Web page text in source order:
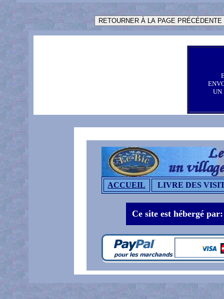
UN
ACCUEIL LIVRE DES
Ce site est hébergé par: